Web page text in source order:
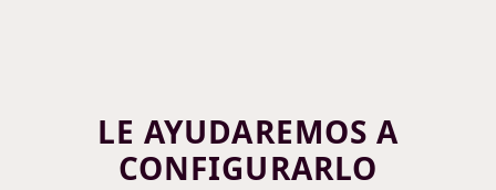
LE AYUDAREMOS A
CONFIGURARLO